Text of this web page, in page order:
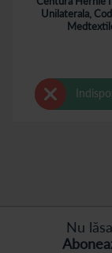
Unilaterala,
Nu